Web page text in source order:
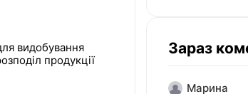
видобування
продукції
Зараз
Марина